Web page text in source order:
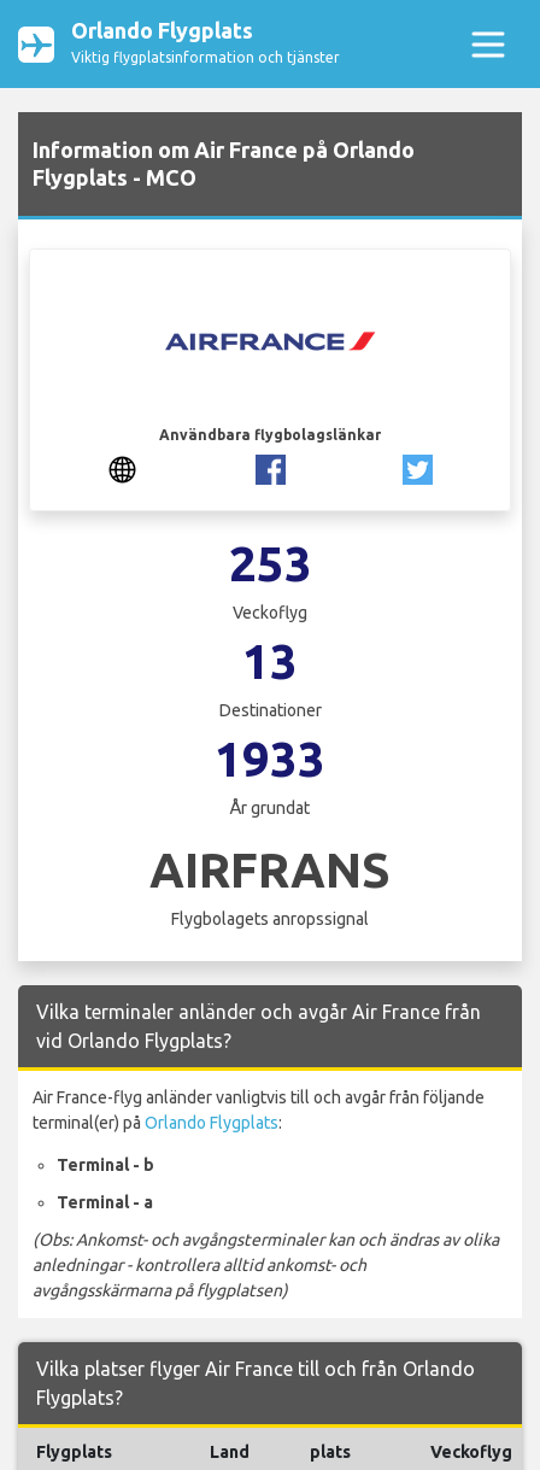
Orlando Flygplats
Viktig flygplatsinformation och tjänster
Information om Air France på Orlando
Flygplats - MCO
Användbara flygbolagslänkar
253
Veckoflyg
13
Destinationer
1933
År grundat
AIRFRANS
Flygbolagets anropssignal
Vilka terminaler anländer och avgår Air France från
vid Orlando Flygplats?
Air France-flyg anländer vanligtvis till och avgår från följande
terminal(er) på Orlando Flygplats:
Terminal - b
Terminal - a
(Obs: Ankomst- och avgångsterminaler kan och ändras av olika
anledningar - kontrollera alltid ankomst- och
avgångsskärmarna på flygplatsen)
Vilka platser flyger Air France till och från Orlando
Flygplats?
Flygplats Land plats Veckoflyg